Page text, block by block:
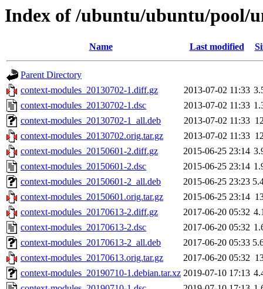
Index of /ubuntu/ubuntu/pool/
Name Last modified
Parent Directory
context-modules_20130702-1.diff.gz
2013-07-02 11:33
context-modules_20130702-1.dsc
2013-07-02 11:33
context-modules_20130702-1_all.deb
2013-07-02 11:33
context-modules_20130702.orig.tar.gz
2013-07-02 11:33
context-modules_20150601-2.diff.gz
2015-06-25 23:14
context-modules_20150601-2.dsc
2015-06-25 23:14
context-modules_20150601-2_all.deb
2015-06-25 23:23
context-modules_20150601.orig.tar.gz
2015-06-25 23:14
context-modules_20170613-2.diff.gz
2017-06-20 05:32
context-modules_20170613-2.dsc
2017-06-20 05:32
context-modules_20170613-2_all.deb
2017-06-20 05:33
context-modules_20170613.orig.tar.gz
2017-06-20 05:32
context-modules_20190710-1.debian.tar.xz 2019-07-10 17:13